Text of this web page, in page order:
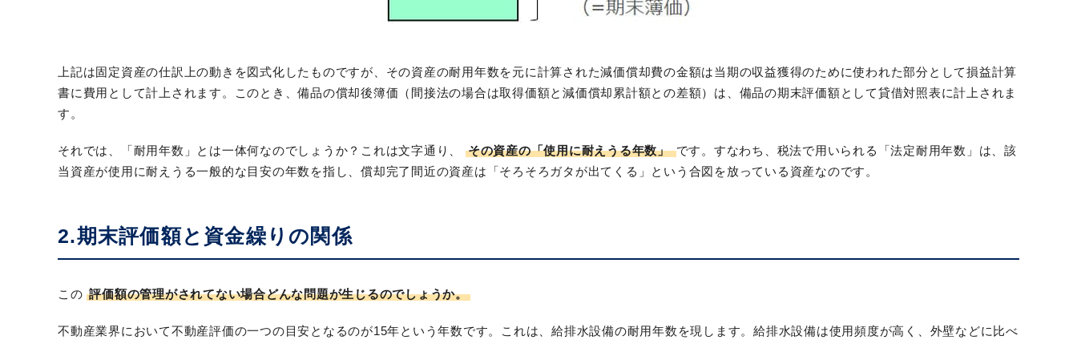
上記は固定資産の仕訳上の動きを図式化したものですが、その資産の耐用年数を元に計算された減価償却費の金額は当期の収益獲得のために使われた部分として損益計算
書に費用として計上されます。このとき、備品の償却後簿価（間接法の場合は取得価額と減価償却累計額との差額）は、備品の期末評価額として貸借対照表に計上されま
す。
それでは、「耐用年数」とは一体何なのでしょうか？これは文字通り、 その資産の「使用に耐えうる年数」です。すなわち、税法で用いられる「法定耐用年数」は、該
当資産が使用に耐えうる一般的な目安の年数を指し、償却完了間近の資産は「そろそろガタが出てくる」という合図を放っている資産なのです。
2.期末評価額と資金繰りの関係
この評価額の管理がされてない場合どんな問題が生じるのでしょうか。
不動産業界において不動産評価の一つの目安となるのが15年という年数です。これは、給排水設備の耐用年数を現します。給排水設備は使用頻度が高く、外壁などに比べ